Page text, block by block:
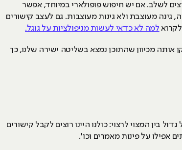
לשלב. אם יש חיפוש פופולארי במיוחד, אפשר
מעוצבת ולא גינות מעוצבות. גם לעצב קישורים
למה לא כדאי לעשות מניפולציות על גוגל.
מכיוון שהתוכן נמצא בשליטה ישירה שלנו, כך
בין המצוי לרצוי: כולנו היינו רוצים לקבל קישורים
אפילו על פינות מאמרים וכו'.